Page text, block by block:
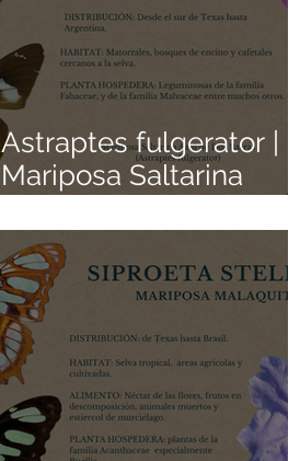
Astraptes fulgerator |
Mariposa Saltarina
Colección de Mariposas
Mexicanas | Pedacitos
de Origen